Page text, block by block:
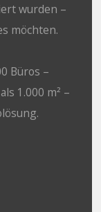
wurden –
möchten.
Büros –
1.000 m² –